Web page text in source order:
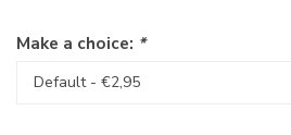
Make a choice: *